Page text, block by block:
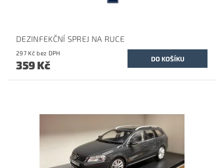
DEZINFEKČNÍ SPREJ NA RUCE
297 Kč bez DPH
359 Kč